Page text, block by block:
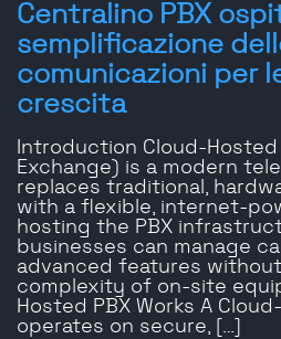
Centralino PBX
semplificazione
comunicazioni per
crescita
Introduction Cloud-Hosted
Exchange) is a modern
replaces traditional,
with a flexible, internet-
hosting the PBX
businesses can manage
advanced features
complexity of on-site
Hosted PBX Works A
operates on secure, […]